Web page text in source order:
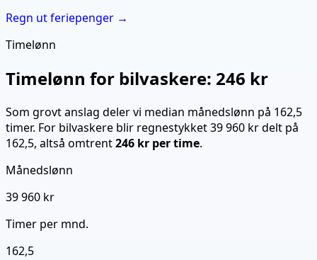
Regn ut feriepenger →
Timelønn
Timelønn for bilvaskere: 246 kr
Som grovt anslag deler vi median månedslønn på 162,5
timer. For bilvaskere blir regnestykket39 960 krdelt på
162,5, altså omtrent246 kr per time.
Månedslønn
39 960 kr
Timer per mnd.
162,5